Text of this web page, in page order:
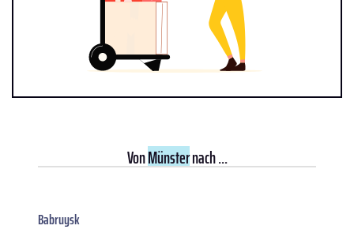
VonMünsternach ...
Babruysk